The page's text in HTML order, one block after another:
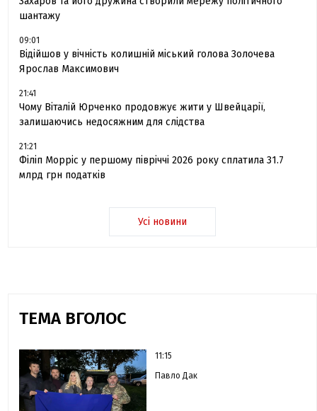
шантажу
09:01
Відійшов у вічність колишній міський голова Золочева
Ярослав Максимович
21:41
Чому Віталій Юрченко продовжує жити у Швейцарії,
залишаючись недосяжним для слідства
21:21
Філіп Морріс у першому півріччі 2026 року сплатила 31.7
млрд грн податків
Усі новини
ТЕМА ВГОЛОС
11:15
Павло Дак